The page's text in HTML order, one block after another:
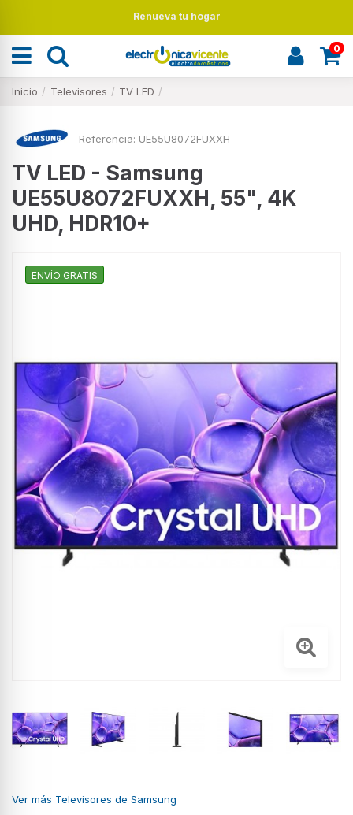
Renueva tu hogar
0
Inicio Televisores TV LED
Referencia: UE55U8072FUXXH
TV LED - Samsung
UE55U8072FUXXH, 55", 4K
UHD, HDR10+
ENVÍO GRATIS
Ver más Televisores de Samsung